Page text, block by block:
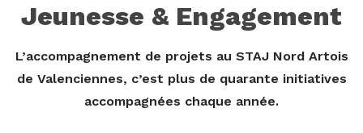
Jeunesse & Engagement
L’accompagnement de projets au STAJ Nord Artois
de Valenciennes, c’est plus de quarante initiatives
accompagnées chaque année.